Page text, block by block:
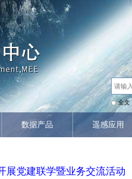
全文
数据产品 遥感应用
展党建联学暨业务交流活动